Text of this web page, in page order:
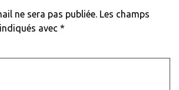
ne sera pas publiée. Les champs
avec *